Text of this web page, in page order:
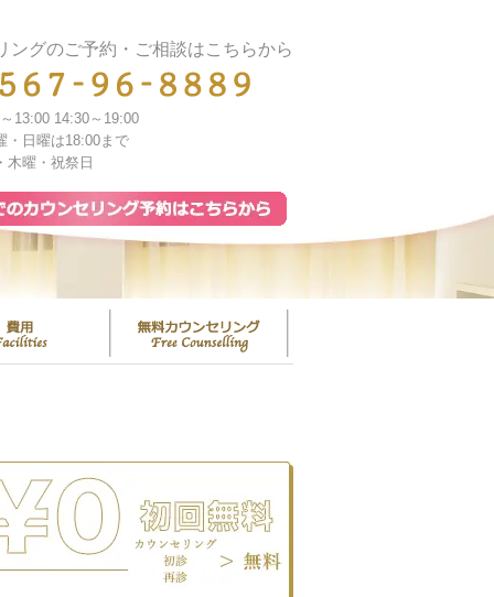
ングのご予約・ご相談はこちらから
13:00 14:30～19:00
・日曜は18:00まで
木曜・祝祭日